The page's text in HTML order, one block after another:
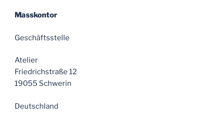
Masskontor
Geschäftsstelle
Atelier
Friedrichstraße 12
19055 Schwerin
Deutschland